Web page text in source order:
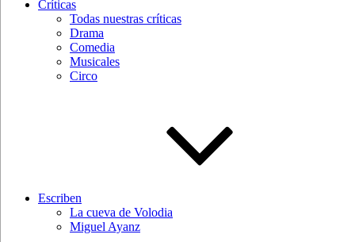
Críticas
Todas nuestras críticas
Drama
Comedia
Musicales
Circo
Escriben
La cueva de Volodia
Miguel Ayanz